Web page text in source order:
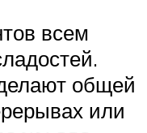
всем
общей
или